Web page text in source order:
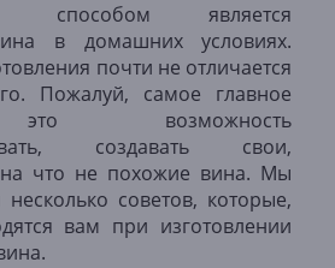
способом является
в домашних условиях.
почти не отличается
Пожалуй, самое главное
возможность
создавать свои,
что не похожие вина. Мы
советов, которые,
вам при изготовлении